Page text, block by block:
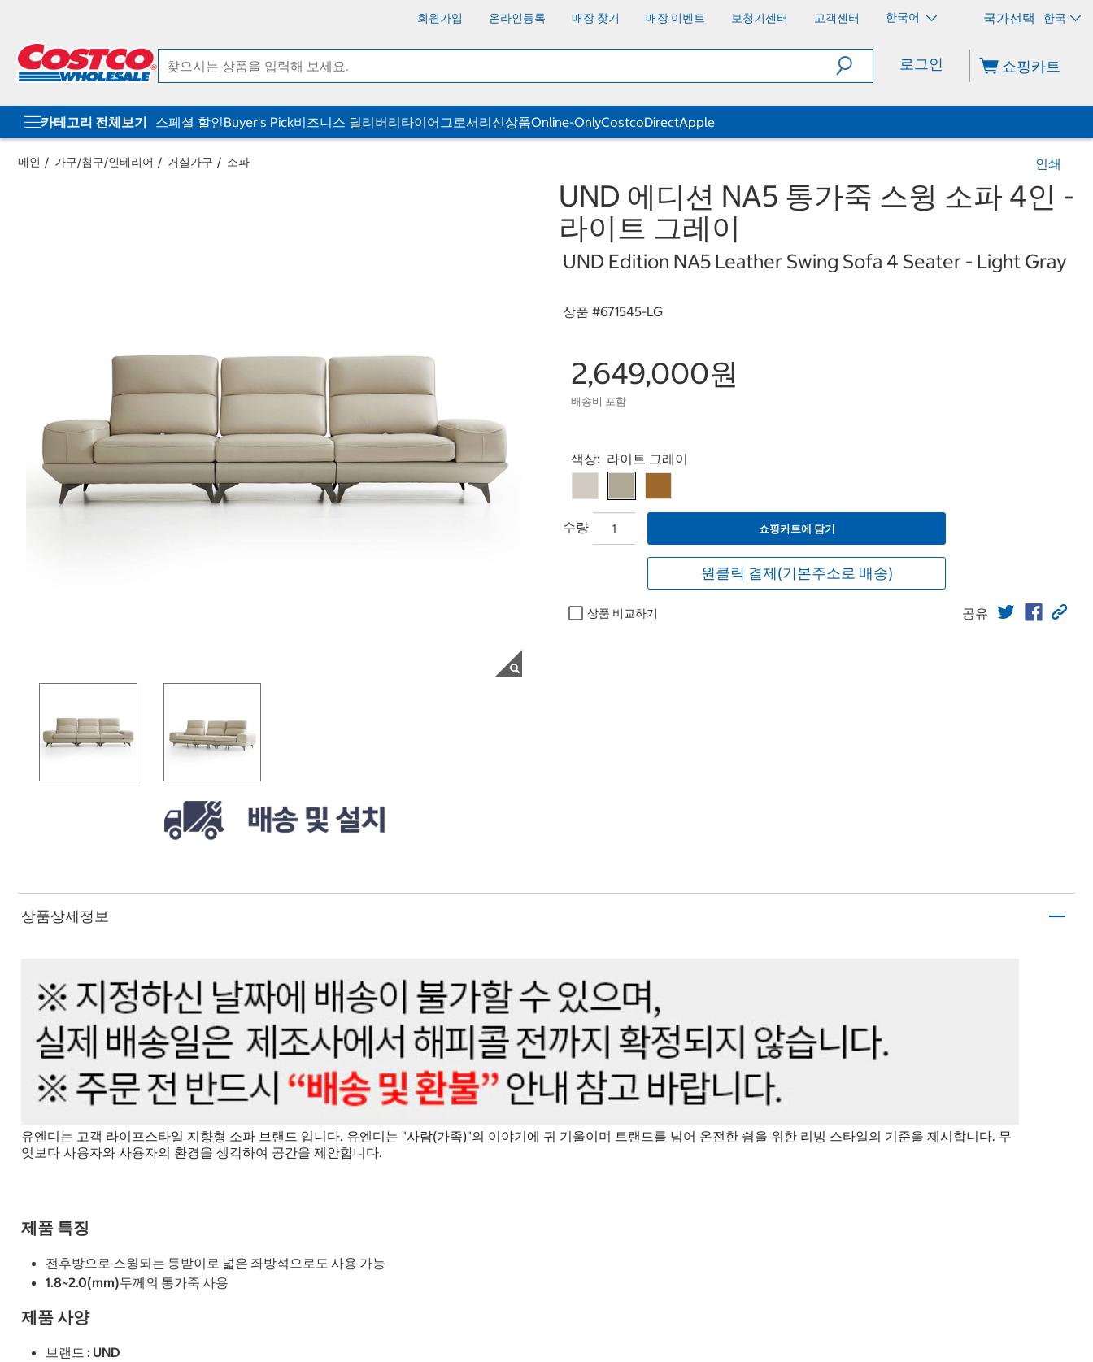
회원가입 온라인등록 매장 찾기 매장 이벤트 보청기센터 고객센터 한국어 한국
로그인 쇼핑카트
카테고리 전체보기 스페셜 할인Buyer's Pick비즈니스 딜리버리타이어그로서리신상품Online-OnlyCostcoDirectApple
메인 가구/침구/인테리어 거실가구 소파 인쇄
UND 에디션 NA5 통가죽 스윙 소파 4인 -
라이트 그레이
UND Edition NA5 Leather Swing Sofa 4 Seater - Light Gray
상품 #671545-LG
2,649,000원
배송비 포함
Select product
색상: 라이트 그레이
수량 쇼핑카트에 담기
원클릭 결제(기본주소로 배송)
상품 비교하기 공유
상품상세정보
유엔디는 고객 라이프스타일 지향형 소파 브랜드 입니다. 유엔디는 "사람(가족)"의 이야기에 귀 기울이며 트랜드를 넘어 온전한 쉼을 위한 리빙 스타일의 기준을 제시합니다. 무
엇보다 사용자와 사용자의 환경을 생각하여 공간을 제안합니다.
제품 특징
전후방으로 스윙되는 등받이로 넓은 좌방석으로도 사용 가능
1.8~2.0(mm)두께의 통가죽 사용
제품 사양
브랜드 : UND